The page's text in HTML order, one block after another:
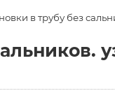
в трубу без